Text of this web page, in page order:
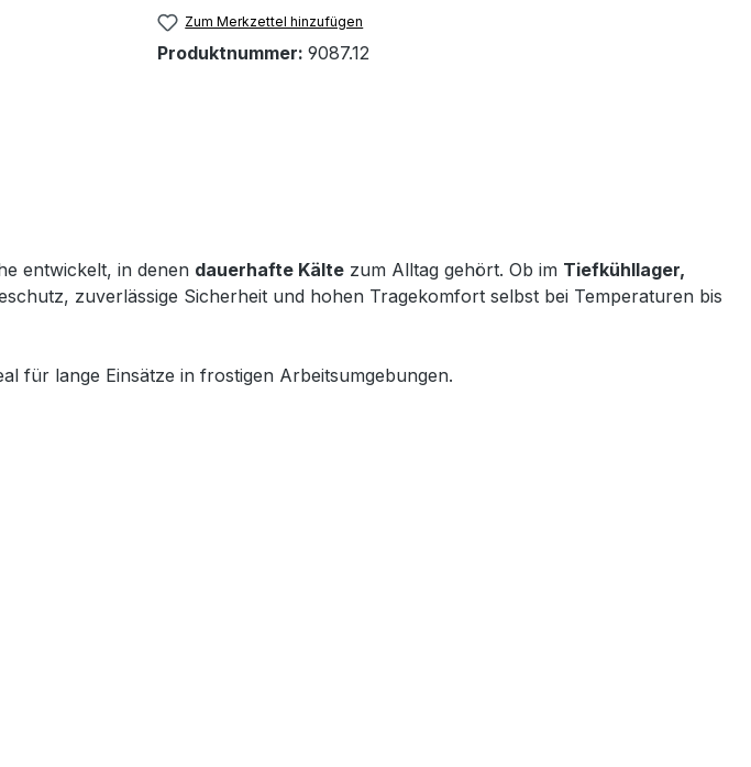
Zum Merkzettel hinzufügen
Produktnummer: 9087.12
entwickelt, in denen dauerhafte Kälte zum Alltag gehört. Ob im Tiefkühllager,
zuverlässige Sicherheit und hohen Tragekomfort selbst bei Temperaturen bis
für lange Einsätze in frostigen Arbeitsumgebungen.